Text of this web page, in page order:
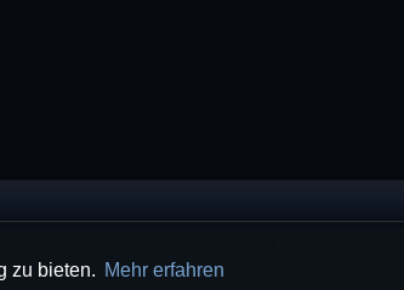
zu bieten. Mehr erfahren